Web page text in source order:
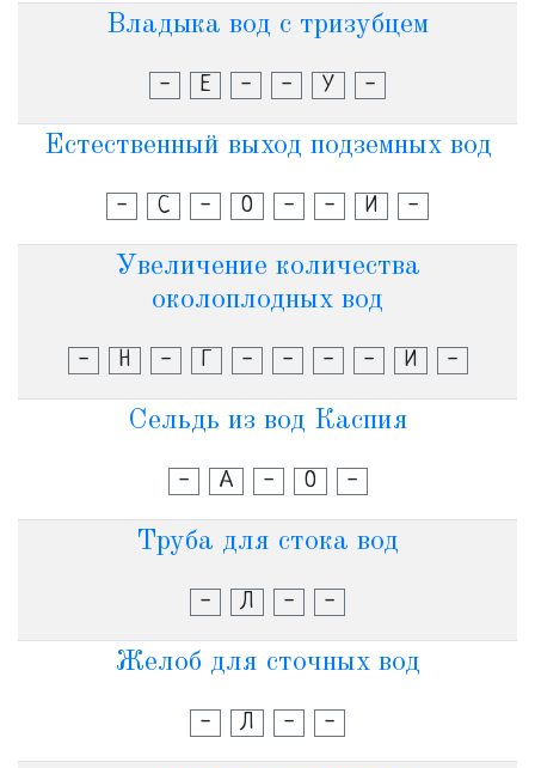
Владыка вод с тризубцем
- Е - - У -
Естественный выход подземных вод
- С - О - - И -
Увеличение количества
околоплодных вод
- Н - Г - - - - И -
Сельдь из вод Каспия
- А - О -
Труба для стока вод
- Л - -
Желоб для сточных вод
- Л - -